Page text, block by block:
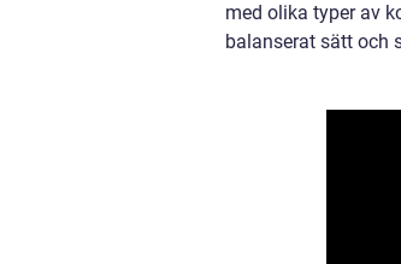
med olika typer av
balanserat sätt och